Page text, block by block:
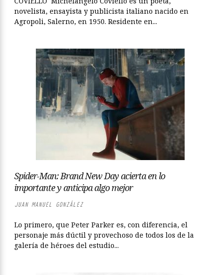
novelista, ensayista y publicista italiano nacido en
Agropoli, Salerno, en 1950. Residente en...
Spider-Man: Brand New Day acierta en lo
importante y anticipa algo mejor
JUAN MANUEL GONZÁLEZ
Lo primero, que Peter Parker es, con diferencia, el
personaje más dúctil y provechoso de todos los de la
galería de héroes del estudio...